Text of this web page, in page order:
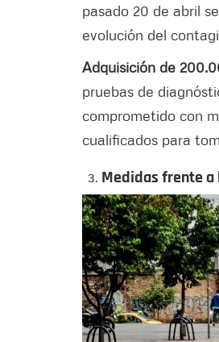
pasado 20 de abril
evolución del
Adquisición de
pruebas de
comprometido con
cualificados para
Medidas frente